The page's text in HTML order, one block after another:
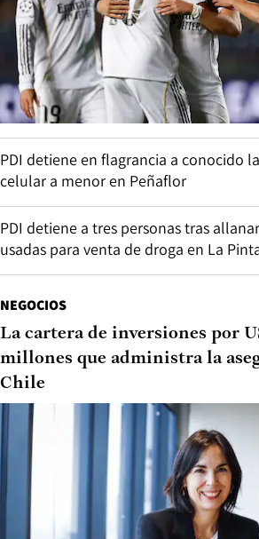
PDI detiene en flagrancia a conocido
celular a menor en Peñaflor
PDI detiene a tres personas tras
usadas para venta de droga en La
NEGOCIOS
La cartera de inversiones por
millones que administra la
Chile